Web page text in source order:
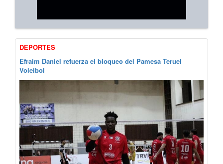
DEPORTES
Efraim Daniel refuerza el bloqueo del Pamesa Teruel
Voleibol